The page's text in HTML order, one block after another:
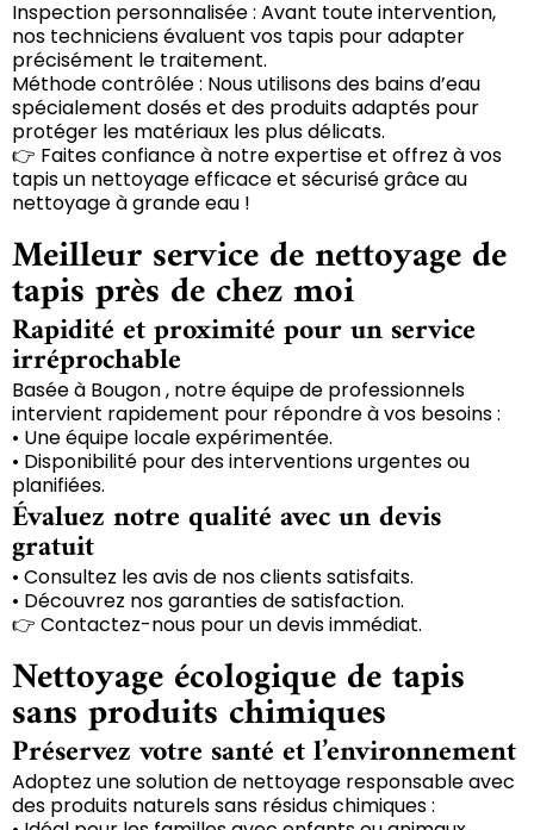
Inspection personnalisée : Avant toute intervention,
nos techniciens évaluent vos tapis pour adapter
précisément le traitement.
Méthode contrôlée : Nous utilisons des bains d’eau
spécialement dosés et des produits adaptés pour
protéger les matériaux les plus délicats.
👉 Faites confiance à notre expertise et offrez à vos
tapis un nettoyage efficace et sécurisé grâce au
nettoyage à grande eau !
Meilleur service de nettoyage de
tapis près de chez moi
Rapidité et proximité pour un service
irréprochable
Basée à Bougon , notre équipe de professionnels
intervient rapidement pour répondre à vos besoins :
• Une équipe locale expérimentée.
• Disponibilité pour des interventions urgentes ou
planifiées.
Évaluez notre qualité avec un devis
gratuit
• Consultez les avis de nos clients satisfaits.
• Découvrez nos garanties de satisfaction.
👉 Contactez-nous pour un devis immédiat.
Nettoyage écologique de tapis
sans produits chimiques
Préservez votre santé et l’environnement
Adoptez une solution de nettoyage responsable avec
des produits naturels sans résidus chimiques :